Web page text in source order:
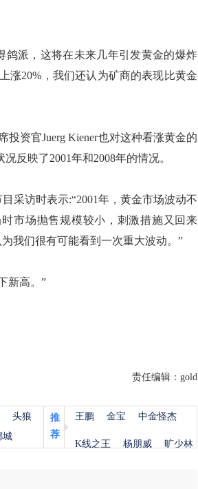
鸽派，这将在未来几年引发黄金的爆炸
涨20%，我们还认为矿商的表现比黄金
投资官Juerg Kiener也对这种看涨黄金的
反映了2001年和2008年的情况。
采访时表示:“2001年，黄金市场波动不
时市场抛售规模较小，刺激措施又回来
我们很有可能看到一次重大波动。”
新高。”
责任编辑：gold
头狼
城
推
荐
王鹏 金宝 中金怪杰
K线之王 杨朋威 旷少林